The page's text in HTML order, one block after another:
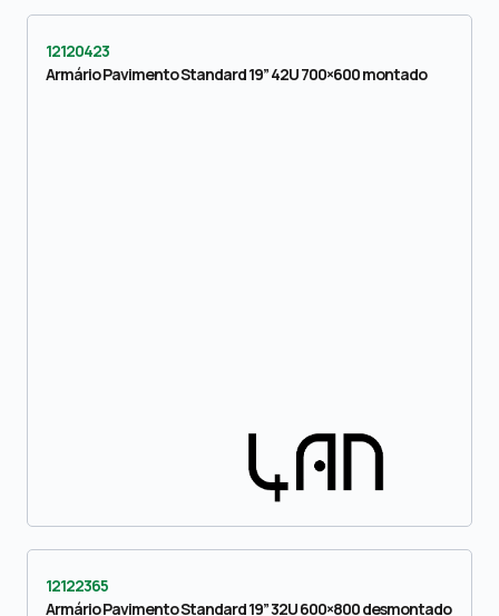
12120423
Armário Pavimento Standard 19” 42U 700×600 montado
12122365
Armário Pavimento Standard 19” 32U 600×800 desmontado